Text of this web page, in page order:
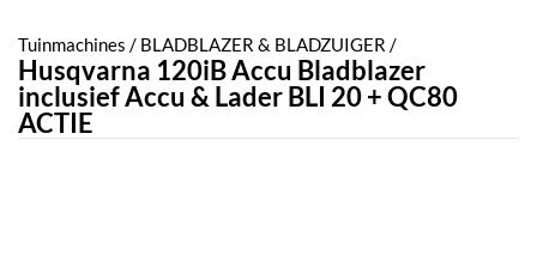
Tuinmachines / BLADBLAZER & BLADZUIGER /
Husqvarna 120iB Accu Bladblazer
inclusief Accu & Lader BLI 20 + QC80
ACTIE